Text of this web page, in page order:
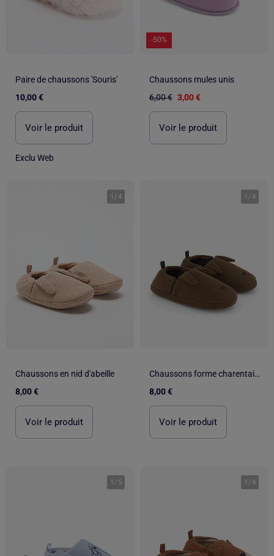
Paire de chaussons 'Souris'
10,00 €
Voir le produit
Exclu Web
-50%
Chaussons mules unis
6,00 € 3,00 €
Voir le produit
1 /4
Chaussons en nid d'abeille
8,00 €
Voir le produit
1 /4
Chaussons forme charentaise
8,00 €
Voir le produit
1 / 5 1 /4